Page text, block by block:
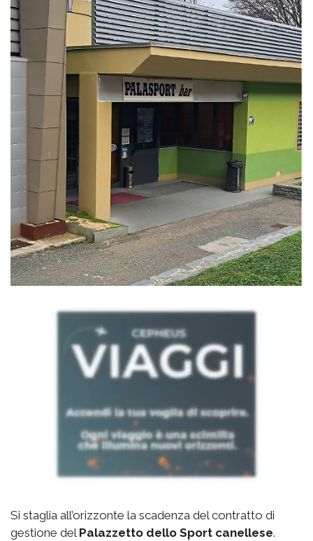
Si staglia all’orizzonte la scadenza del contratto di
gestione del Palazzetto dello Sport canellese.